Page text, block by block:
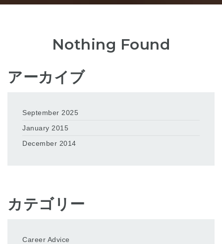
Nothing Found
アーカイブ
September 2025
January 2015
December 2014
カテゴリー
Career Advice